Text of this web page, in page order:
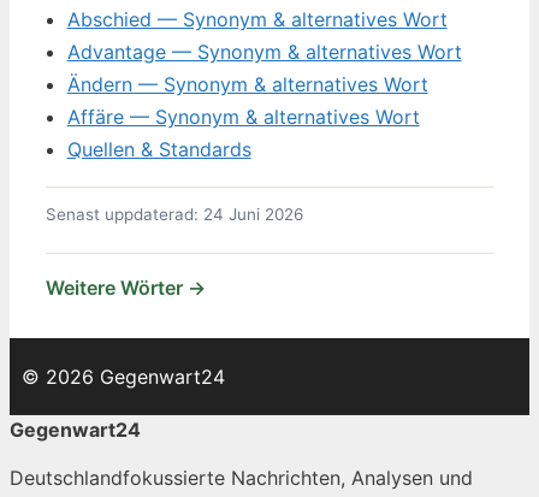
Abschied — Synonym & alternatives Wort
Advantage — Synonym & alternatives Wort
Ändern — Synonym & alternatives Wort
Affäre — Synonym & alternatives Wort
Quellen & Standards
Senast uppdaterad: 24 Juni 2026
Weitere Wörter →
© 2026 Gegenwart24
Gegenwart24
Deutschlandfokussierte Nachrichten, Analysen und